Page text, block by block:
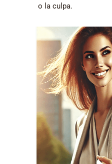
o la culpa.